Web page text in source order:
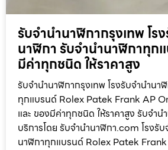
รับจำนำนาฬิกากรุงเทพ โร
นาฬิกา รับจำนำนาฬิกาทุก
มีค่าทุกชนิด ให้ราคาสูง
รับจำนำนาฬิกากรุงเทพ โรงรับจำนำนา
ทุกแบรนด์ Rolex Patek Frank AP
และ ของมีค่าทุกชนิด ให้ราคาสูง รับจำน
บริการโดย รับจํานํานาฬิกา.com โรงรั
นาฬิกาทุกแบรนด์ Rolex Patek